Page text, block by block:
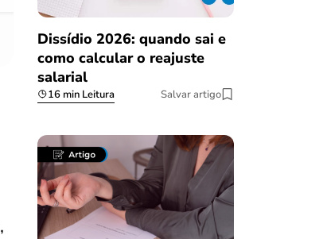
,
Dissídio 2026: quando sai e
como calcular o reajuste
salarial
16 min Leitura Salvar artigo